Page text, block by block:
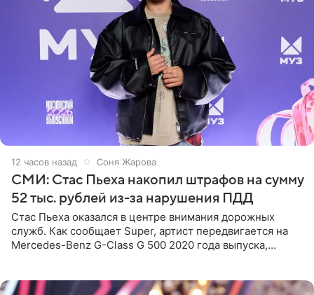
12 часов назад Соня Жарова
СМИ: Стас Пьеха накопил штрафов на сумму
52 тыс. рублей из-за нарушения ПДД
Стас Пьеха оказался в центре внимания дорожных
служб. Как сообщает Super, артист передвигается на
Mercedes-Benz G-Class G 500 2020 года выпуска,